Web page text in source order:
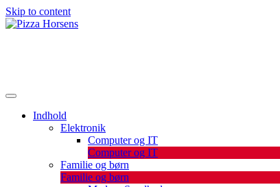
Skip to content
Indhold
Elektronik
Computer og IT
Computer og IT
Familie og børn
Familie og børn